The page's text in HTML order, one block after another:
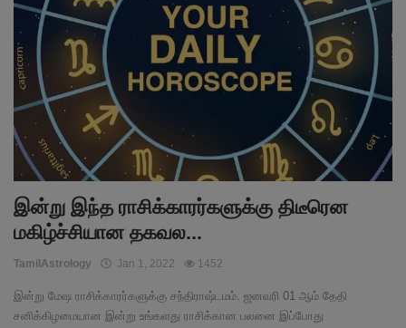
இன்று இந்த ராசிக்காரர்களுக்கு திடீரென
மகிழ்ச்சியான தகவல...
TamilAstrology Jan 1, 2022 1452
இன்று மேஷ ராசிக்காரர்களுக்கு சந்திராஷ்டமம். ஜனவரி 01 ஆம் தேதி
சனிக்கிழமையான இன்று உங்களது ராசிக்கான பலனை இப்போது